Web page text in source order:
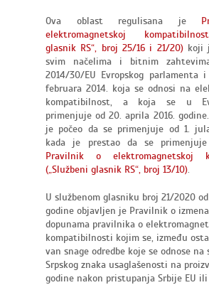
Ova oblast regulisana je
elektromagnetskoj
glasnik RS“, broj 25/16 i 21/20)koji
svim načelima i bitnim
2014/30/EU Evrop­skog parlamenta
februara 2014. koja se odnosi na
kompatibilnost, a koja se u
primenjuje od 20. aprila 2016.
je počeo da se primenjuje od 1.
kada je prestao da se
Pravilnik o elektromagnetskoj
(„Službeni glasnik RS“, broj 13/10).
U službenom glasniku broj 21/2020
godine objavljen je Pravilnik o
dopunama pravilnika o
kompatibilnosti kojim se, između
van snage odredbe koje se odnose
Srpskog znaka usaglašenosti na
godine nakon pristupanja Srbije EU